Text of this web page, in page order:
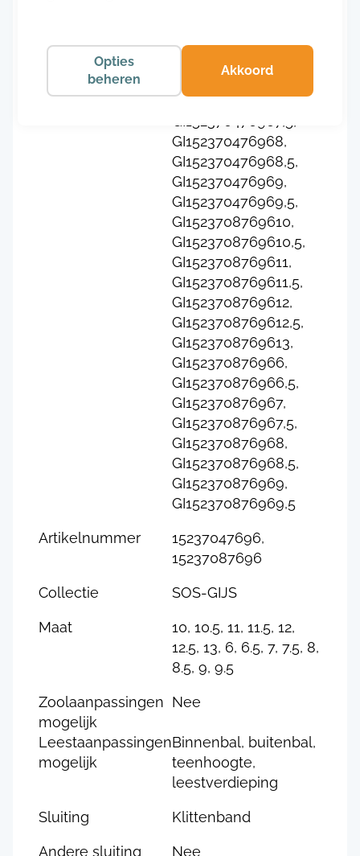
GI152370476967,
GI152370476968,
GI152370476968,5,
GI152370476969,
GI152370476969,5,
GI1523708769610,
GI1523708769610,5,
GI1523708769611,
GI1523708769611,5,
GI1523708769612,
GI1523708769612,5,
GI1523708769613,
GI152370876966,
GI152370876966,5,
GI152370876967,
GI152370876967,5,
GI152370876968,
GI152370876968,5,
GI152370876969,
GI152370876969,5
Artikelnummer
15237047696,
15237087696
Collectie SOS-GIJS
Maat
10, 10.5, 11, 11.5, 12,
12.5, 13, 6, 6.5, 7, 7.5, 8,
8.5, 9, 9.5
Zoolaanpassingen
mogelijk
Nee
Leestaanpassingen
mogelijk
Binnenbal, buitenbal,
teenhoogte,
leestverdieping
Sluiting Klittenband
Andere sluiting Nee
Opties
beheren
Akkoord